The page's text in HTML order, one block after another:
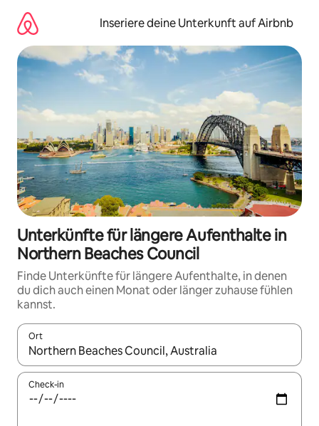
Inhalten
springen
Inseriere deine Unterkunft auf Airbnb
Unterkünfte für längere Aufenthalte in
Northern Beaches Council
Finde Unterkünfte für längere Aufenthalte, in denen
du dich auch einen Monat oder länger zuhause fühlen
kannst.
Ort
Wenn Ergebnisse verfügbar sind, navigiere mit den
Check-in